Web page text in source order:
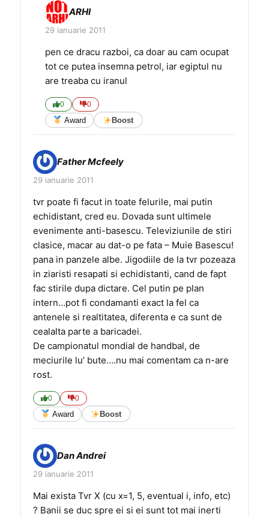
ARHI
29 ianuarie 2011
pen ce dracu razboi, ca doar au cam ocupat
tot ce putea insemna petrol, iar egiptul nu
are treaba cu iranul
0 0
Award Boost
Father Mcfeely
29 ianuarie 2011
tvr poate fi facut in toate felurile, mai putin
echidistant, cred eu. Dovada sunt ultimele
evenimente anti-basescu. Televiziunile de stiri
clasice, macar au dat-o pe fata – Muie Basescu!
pana in panzele albe. Jigodiile de la tvr pozeaza
in ziaristi resapati si echidistanti, cand de fapt
fac stirile dupa dictare. Cel putin pe plan
intern…pot fi condamanti exact la fel ca
antenele si realtitatea, diferenta e ca sunt de
cealalta parte a baricadei.
De campionatul mondial de handbal, de
meciurile lu’ bute….nu mai comentam ca n-are
rost.
0 0
Award Boost
Dan Andrei
29 ianuarie 2011
Mai exista Tvr X (cu x=1, 5, eventual i, info, etc)
? Banii se duc spre ei si ei sunt tot mai inerti